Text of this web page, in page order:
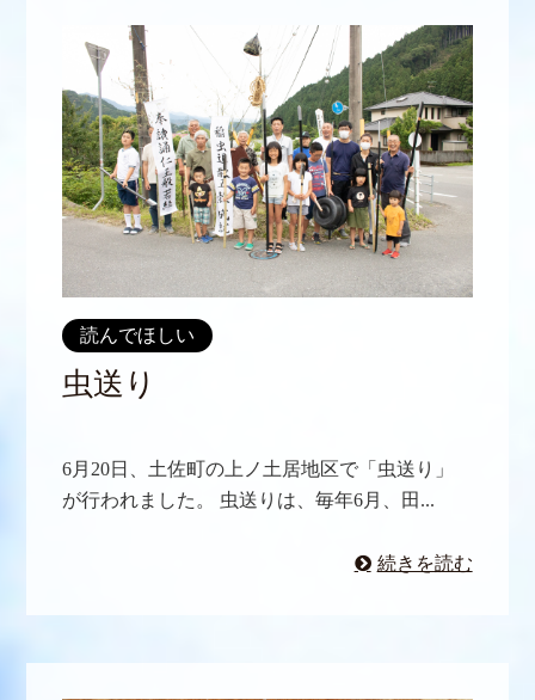
読んでほしい
虫送り
6月20日、土佐町の上ノ土居地区で「虫送り」
が行われました。 虫送りは、毎年6月、田...
続きを読む